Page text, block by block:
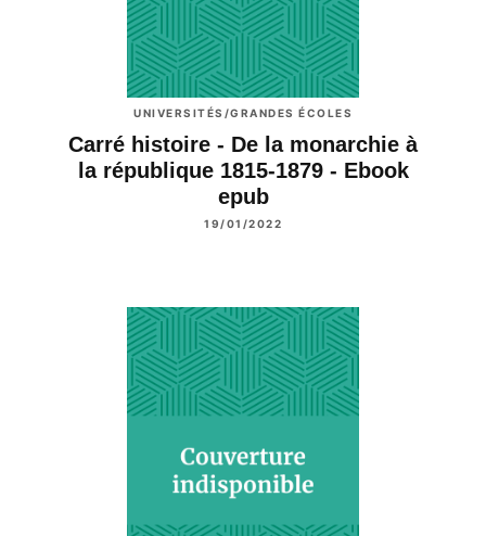
UNIVERSITÉS/GRANDES ÉCOLES
Carré histoire - De la monarchie à
la république 1815-1879 - Ebook
epub
19/01/2022